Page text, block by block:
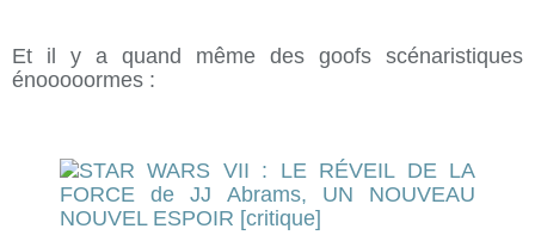
Et il y a quand même des goofs scénaristiques
énooooormes :